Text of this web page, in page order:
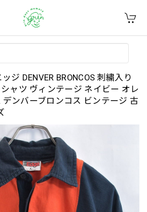
ジ DENVER BRONCOS 刺繍入り
ャツ ヴィンテージ ネイビー オレ
デンバーブロンコス ビンテージ 古